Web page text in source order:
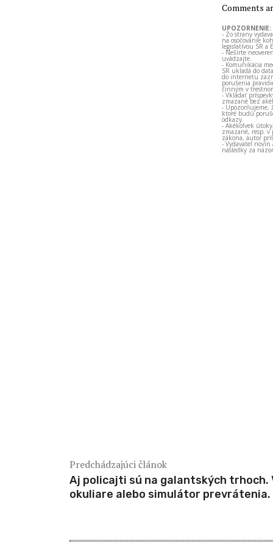
Comments
UPOZORNENIE:
- Zo strany
na osočovanie
legislatívou SR a
- Nešírte
uvádzajte.
- Komunikácia
SR ukladá do
do internetu
porušenia
činným v
- Vkladať
zmazané bez
- Upozorňujeme,
ktoré budú
odkazy.
- Akékoľvek
zmazané, resp.
zákona, autor
- Vydavateľ novín
následky za
Predchádzajúci článok
Aj policajti sú na galantských trhoch.
okuliare alebo simulátor prevrátenia.